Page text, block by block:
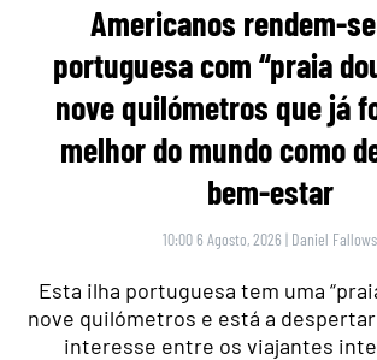
Americanos rendem-
portuguesa com “praia
nove quilómetros que já
melhor do mundo como
bem-estar
10:00 6 Agosto, 2026 | Daniel Fallows
Esta ilha portuguesa tem uma
nove quilómetros e está a
interesse entre os viajantes